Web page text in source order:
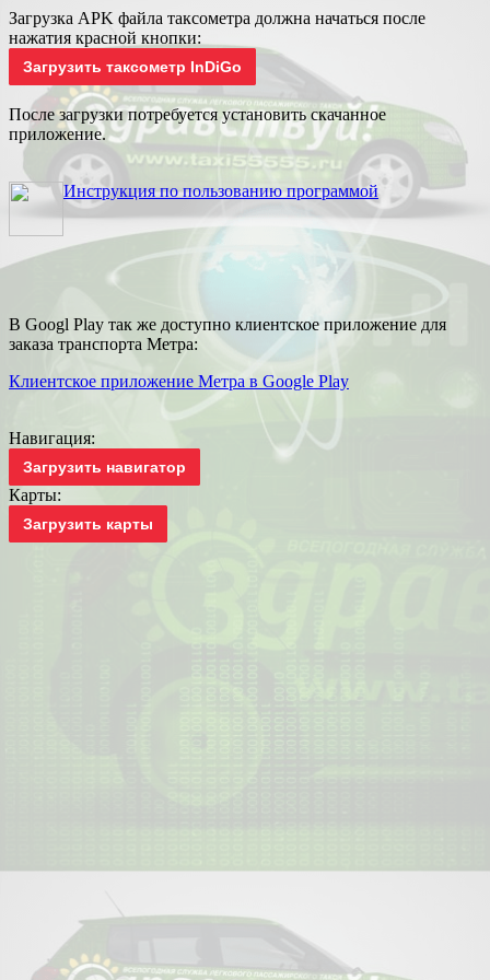
Загрузка APK файла таксометра должна начаться после
нажатия красной кнопки:
Загрузить таксометр InDiGo
После загрузки потребуется установить скачанное
приложение.
Инструкция по пользованию программой
В Googl Play так же доступно клиентское приложение для
заказа транспорта Метра:
Клиентское приложение Метра в Google Play
Навигация:
Загрузить навигатор
Карты:
Загрузить карты